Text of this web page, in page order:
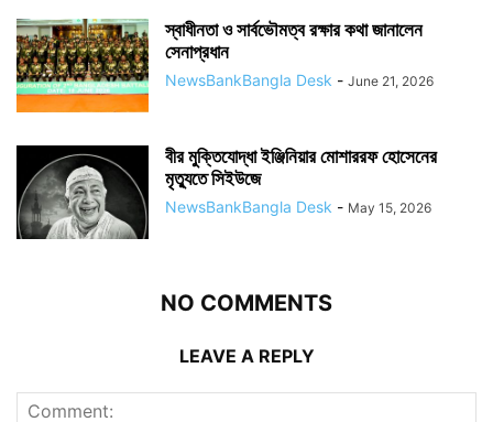
স্বাধীনতা ও সার্বভৌমত্ব রক্ষার কথা জানালেন
সেনাপ্রধান
NewsBankBangla Desk - June 21, 2026
বীর মুক্তিযোদ্ধা ইঞ্জিনিয়ার মোশাররফ হোসেনের
মৃত্যুতে সিইউজে
NewsBankBangla Desk - May 15, 2026
NO COMMENTS
LEAVE A REPLY